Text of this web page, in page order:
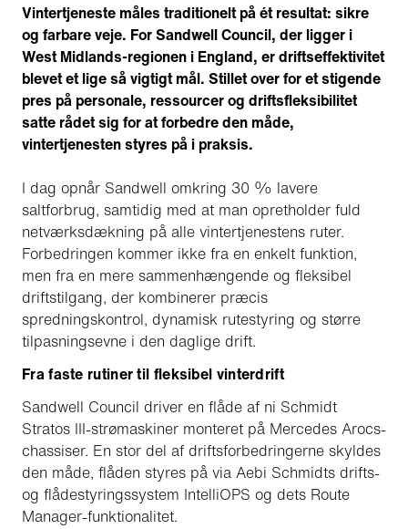
Vintertjeneste måles traditionelt på ét resultat: sikre
og farbare veje. For Sandwell Council, der ligger i
West Midlands-regionen i England, er driftseffektivitet
blevet et lige så vigtigt mål. Stillet over for et stigende
pres på personale, ressourcer og driftsfleksibilitet
satte rådet sig for at forbedre den måde,
vintertjenesten styres på i praksis.
I dag opnår Sandwell omkring 30 % lavere
saltforbrug, samtidig med at man opretholder fuld
netværksdækning på alle vintertjenestens ruter.
Forbedringen kommer ikke fra en enkelt funktion,
men fra en mere sammenhængende og fleksibel
driftstilgang, der kombinerer præcis
spredningskontrol, dynamisk rutestyring og større
tilpasningsevne i den daglige drift.
Fra faste rutiner til fleksibel vinterdrift
Sandwell Council driver en flåde af ni Schmidt
Stratos III-strømaskiner monteret på Mercedes Arocs-
chassiser. En stor del af driftsforbedringerne skyldes
den måde, flåden styres på via Aebi Schmidts drifts-
og flådestyringssystem IntelliOPS og dets Route
Manager-funktionalitet.